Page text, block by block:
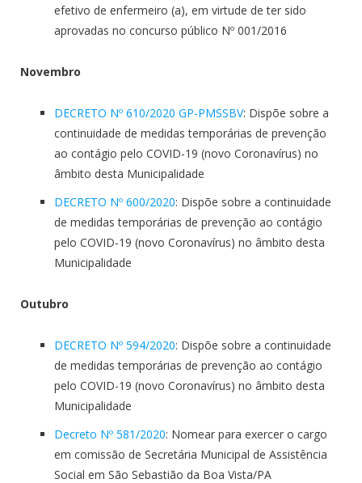
efetivo de enfermeiro (a), em virtude de ter sido
aprovadas no concurso público Nº 001/2016
Novembro
DECRETO Nº 610/2020 GP-PMSSBV: Dispõe sobre a
continuidade de medidas temporárias de prevenção
ao contágio pelo COVID-19 (novo Coronavírus) no
âmbito desta Municipalidade
DECRETO Nº 600/2020: Dispõe sobre a continuidade
de medidas temporárias de prevenção ao contágio
pelo COVID-19 (novo Coronavírus) no âmbito desta
Municipalidade
Outubro
DECRETO Nº 594/2020: Dispõe sobre a continuidade
de medidas temporárias de prevenção ao contágio
pelo COVID-19 (novo Coronavírus) no âmbito desta
Municipalidade
Decreto Nº 581/2020: Nomear para exercer o cargo
em comissão de Secretária Municipal de Assistência
Social em São Sebastião da Boa Vista/PA